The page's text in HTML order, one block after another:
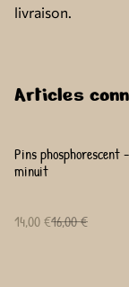
livraison.
Articles
%
Pins phosphorescent
minuit
14,00 €16,00 €